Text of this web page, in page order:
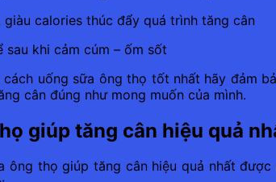
calories thúc đẩy quá trình tăng cân
khi cảm cúm – ốm sốt
uống sữa ông thọ tốt nhất hãy đảm
cân đúng như mong muốn của mình.
giúp tăng cân hiệu quả
ông thọ giúp tăng cân hiệu quả nhất